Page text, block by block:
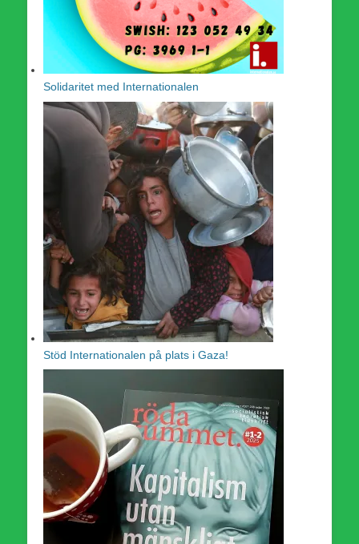
Solidaritet med Internationalen
Stöd Internationalen på plats i Gaza!